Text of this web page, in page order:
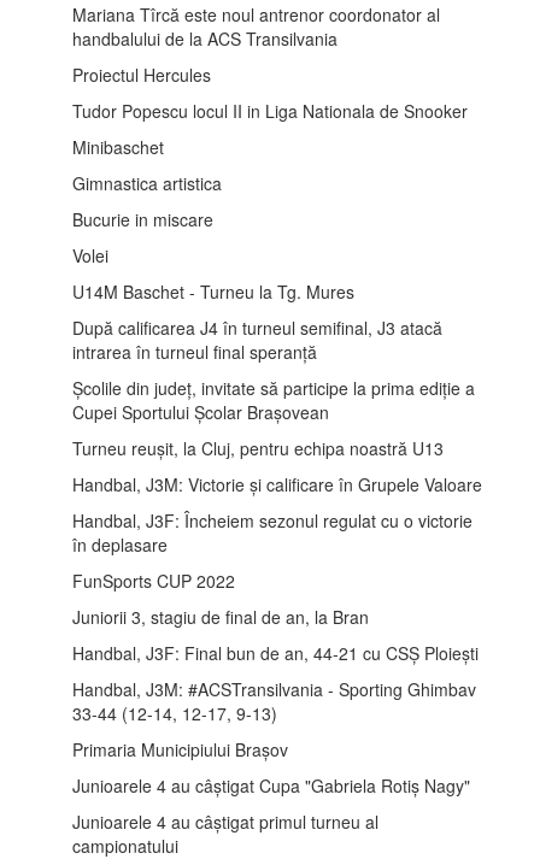
Mariana Tîrcă este noul antrenor coordonator al
handbalului de la ACS Transilvania
Proiectul Hercules
Tudor Popescu locul II in Liga Nationala de Snooker
Minibaschet
Gimnastica artistica
Bucurie in miscare
Volei
U14M Baschet - Turneu la Tg. Mures
După calificarea J4 în turneul semifinal, J3 atacă
intrarea în turneul final speranță
Școlile din județ, invitate să participe la prima ediție a
Cupei Sportului Școlar Brașovean
Turneu reușit, la Cluj, pentru echipa noastră U13
Handbal, J3M: Victorie și calificare în Grupele Valoare
Handbal, J3F: Încheiem sezonul regulat cu o victorie
în deplasare
FunSports CUP 2022
Juniorii 3, stagiu de final de an, la Bran
Handbal, J3F: Final bun de an, 44-21 cu CSȘ Ploiești
Handbal, J3M: #ACSTransilvania - Sporting Ghimbav
33-44 (12-14, 12-17, 9-13)
Primaria Municipiului Brașov
Junioarele 4 au câștigat Cupa "Gabriela Rotiș Nagy"
Junioarele 4 au câștigat primul turneu al
campionatului